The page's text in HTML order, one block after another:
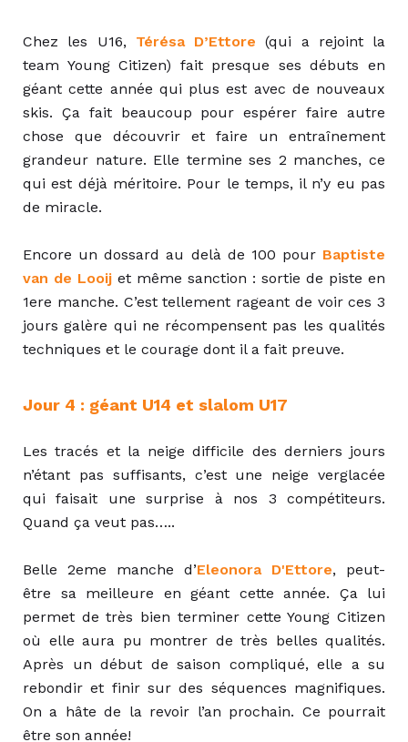
Chez les U16, Térésa D’Ettore (qui a rejoint la
team Young Citizen) fait presque ses débuts en
géant cette année qui plus est avec de nouveaux
skis. Ça fait beaucoup pour espérer faire autre
chose que découvrir et faire un entraînement
grandeur nature. Elle termine ses 2 manches, ce
qui est déjà méritoire. Pour le temps, il n’y eu pas
de miracle.
Encore un dossard au delà de 100 pour Baptiste
van de Looij et même sanction : sortie de piste en
1ere manche. C’est tellement rageant de voir ces 3
jours galère qui ne récompensent pas les qualités
techniques et le courage dont il a fait preuve.
Jour 4 : géant U14 et slalom U17
Les tracés et la neige difficile des derniers jours
n’étant pas suffisants, c’est une neige verglacée
qui faisait une surprise à nos 3 compétiteurs.
Quand ça veut pas…..
Belle 2eme manche d’Eleonora D'Ettore, peut-
être sa meilleure en géant cette année. Ça lui
permet de très bien terminer cette Young Citizen
où elle aura pu montrer de très belles qualités.
Après un début de saison compliqué, elle a su
rebondir et finir sur des séquences magnifiques.
On a hâte de la revoir l’an prochain. Ce pourrait
être son année!